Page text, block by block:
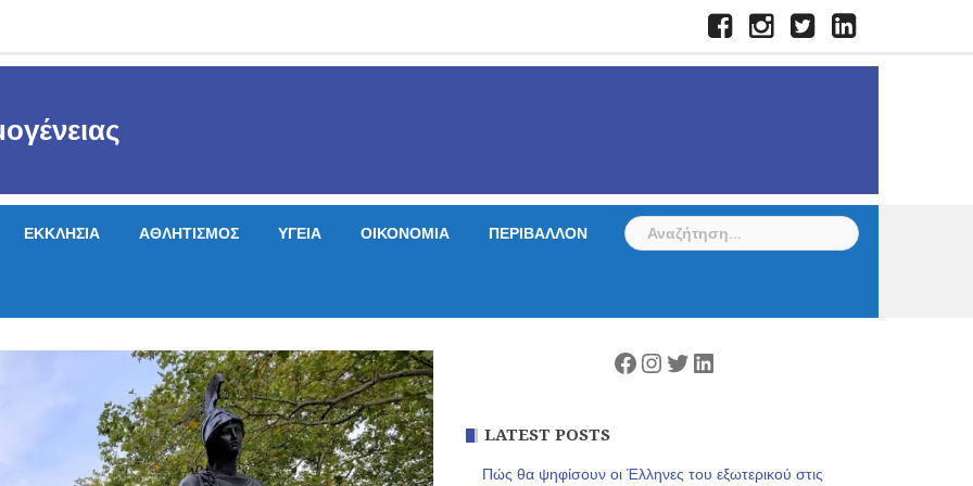
FacebookInstagramTwitterLinkedIn
ΕΚΚΛΗΣΙΑ ΑΘΛΗΤΙΣΜΟΣ ΥΓΕΙΑ ΟΙΚΟΝΟΜΙΑ ΠΕΡΙΒΑΛΛΟΝ
Αναζήτηση
για:
Facebook
Instagram
Twitter
Linkedin
LATEST POSTS
Πώς θα ψηφίσουν οι Έλληνες του εξωτερικού στις